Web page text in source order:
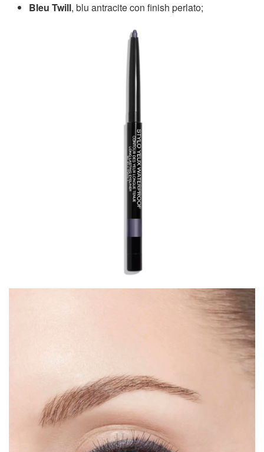
Bleu Twill, blu antracite con finish perlato;